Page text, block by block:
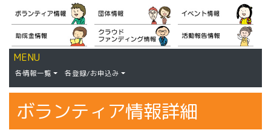
MENU
各情報一覧 各登録/お申込み
ボランティア情報詳細